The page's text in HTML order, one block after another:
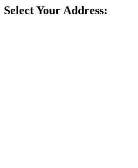
Select Your Address: